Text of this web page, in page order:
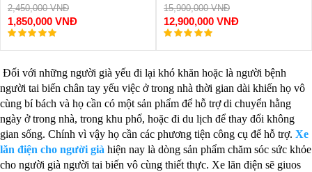
2,450,000 VNĐ
1,850,000 VNĐ
15,900,000 VNĐ
12,900,000 VNĐ
Đối với những người già yếu đi lại khó khăn hoặc là người bệnh
người tai biến chân tay yếu việc ở trong nhà thời gian dài khiến họ vô
cùng bí bách và họ cần có một sản phẩm để hỗ trợ di chuyển hằng
ngày ở trong nhà, trong khu phố, hoặc đi du lịch để thay đổi không
gian sống. Chính vì vậy họ cần các phương tiện công cụ để hỗ trợ. Xe
lăn điện cho người già hiện nay là dòng sản phẩm chăm sóc sức khỏe
cho người già người tai biến vô cùng thiết thực. Xe lăn điện sẽ giuos